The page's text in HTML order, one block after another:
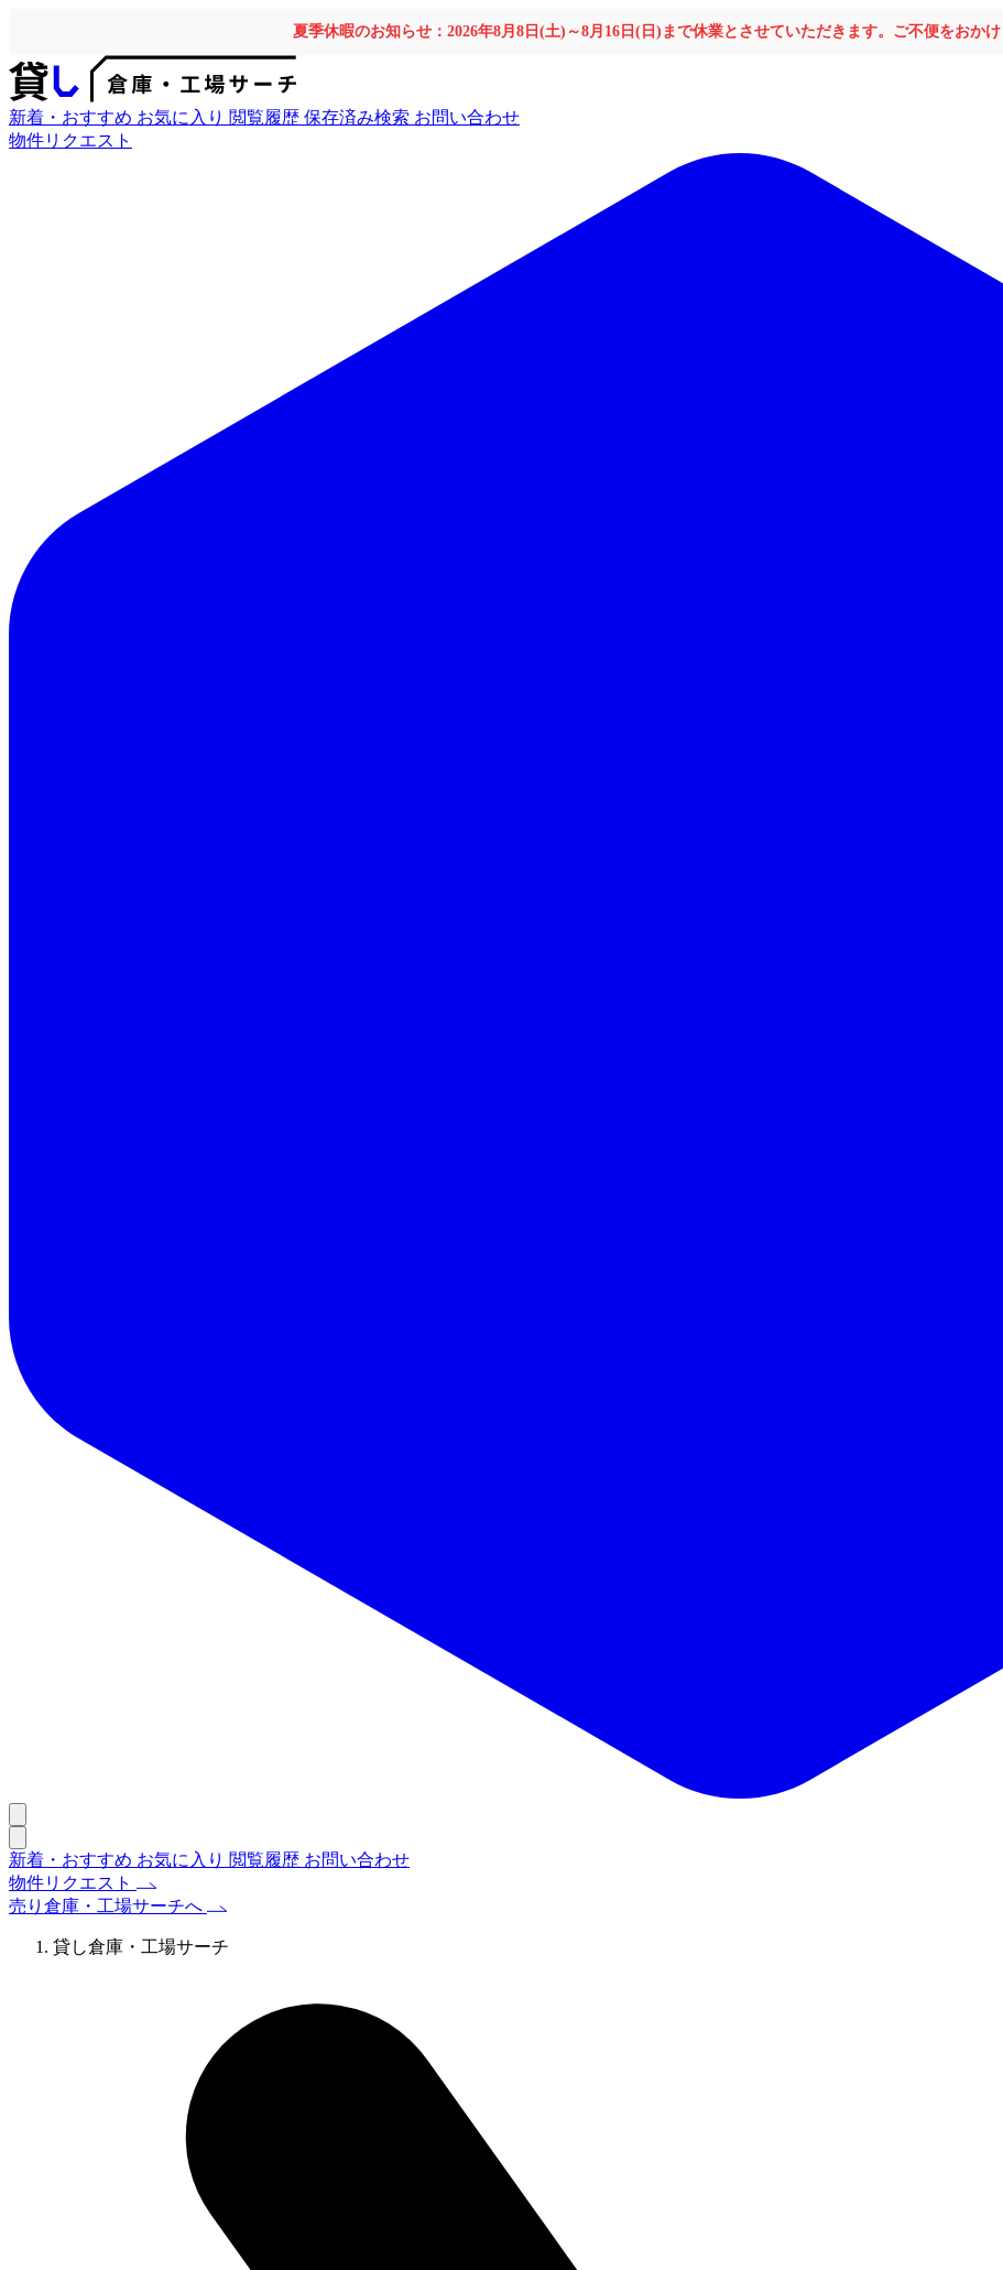
夏季休暇のお知らせ：2026年8月8日(土)～8月16日(日)まで休業とさせていただきます。ご不便をおか
新着・おすすめ お気に入り 閲覧履歴 保存済み検索 お問い合わせ
物件リクエスト
新着・おすすめ お気に入り 閲覧履歴 お問い合わせ
物件リクエスト
売り倉庫・工場サーチへ
貸し倉庫・工場サーチ